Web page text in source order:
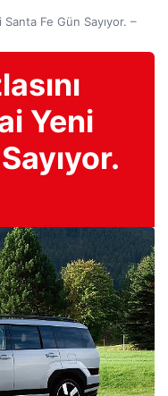
Fe Gün Sayıyor. –
Yeni